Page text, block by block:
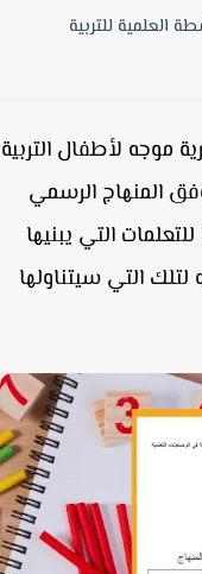
للتربية
موجه لأطفال التربية
وفق المنهاج الرسمي
التي يبنيها
التي سيتناولها